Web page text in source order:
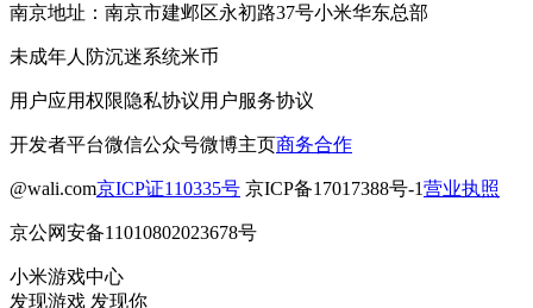
南京地址：南京市建邺区永初路37号小米华东总部
未成年人防沉迷系统米币
用户应用权限隐私协议用户服务协议
开发者平台微信公众号微博主页商务合作
@wali.com京ICP证110335号 京ICP备17017388号-1营业执照
京公网安备11010802023678号
小米游戏中心
发现游戏 发现你